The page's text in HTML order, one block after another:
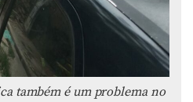
também é um problema no